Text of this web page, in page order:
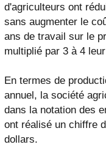
d'agriculteurs ont
sans augmenter le
ans de travail sur le
multiplié par 3 à 4
En termes de
annuel, la société
dans la notation des
ont réalisé un chiffre
dollars.